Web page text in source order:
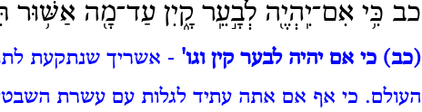
כב כִּ֥י אִם־יִֽהְיֶ֖ה לְבָ֣עֵֽר קָ֑יִן עַד־מָ֖ה אַשּׁ֥וּר
(כב) כי אם יהיה לבער קין וגו' - אשריך שנתקעת
העולם. כי אף אם אתה עתיד לגלות עם עשרת